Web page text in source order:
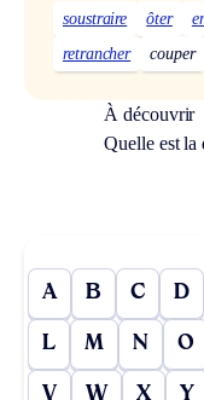
soustraire ôter
retrancher
couper
À découvrir
Quelle est
A B C D
L M N O
V W X Y